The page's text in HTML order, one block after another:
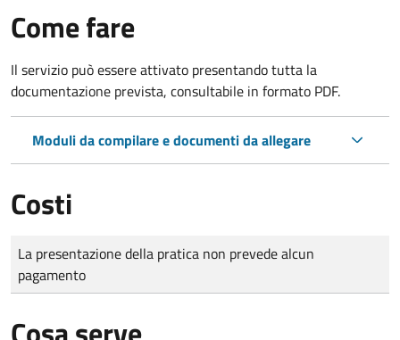
Come fare
Il servizio può essere attivato presentando tutta la
documentazione prevista, consultabile in formato PDF.
Moduli da compilare e documenti da allegare
Costi
Tipo di pagamento
Importo
La presentazione della pratica non prevede alcun
pagamento